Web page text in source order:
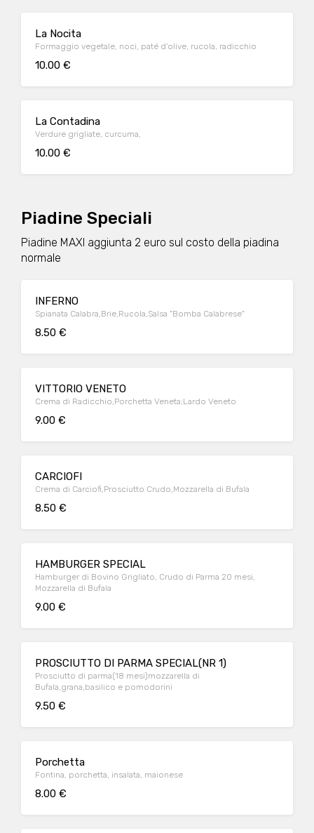
La Nocita
Formaggio vegetale, noci, paté d'olive, rucola, radicchio
10.00 €
La Contadina
Verdure grigliate, curcuma,
10.00 €
Piadine Speciali
Piadine MAXI aggiunta 2 euro sul costo della piadina
normale
INFERNO
Spianata Calabra,Brie,Rucola,Salsa "Bomba Calabrese"
8.50 €
VITTORIO VENETO
Crema di Radicchio,Porchetta Veneta;Lardo Veneto
9.00 €
CARCIOFI
Crema di Carciofi,Prosciutto Crudo,Mozzarella di Bufala
8.50 €
HAMBURGER SPECIAL
Hamburger di Bovino Grigliato, Crudo di Parma 20 mesi,
Mozzarella di Bufala
9.00 €
PROSCIUTTO DI PARMA SPECIAL(NR 1)
Prosciutto di parma(18 mesi)mozzarella di
Bufala,grana,basilico e pomodorini
9.50 €
Porchetta
Fontina, porchetta, insalata, maionese
8.00 €